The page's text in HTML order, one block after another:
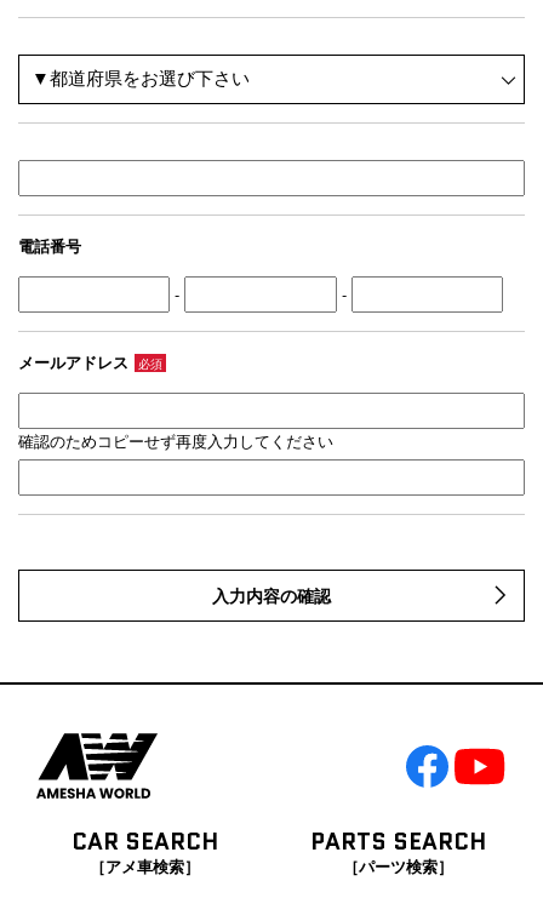
電話番号
- -
メールアドレス 必須
確認のためコピーせず再度入力してください
入力内容の確認
CAR SEARCH
［アメ車検索］
PARTS SEARCH
［パーツ検索］